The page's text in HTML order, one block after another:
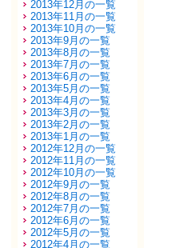
2013年12月の一覧
2013年11月の一覧
2013年10月の一覧
2013年9月の一覧
2013年8月の一覧
2013年7月の一覧
2013年6月の一覧
2013年5月の一覧
2013年4月の一覧
2013年3月の一覧
2013年2月の一覧
2013年1月の一覧
2012年12月の一覧
2012年11月の一覧
2012年10月の一覧
2012年9月の一覧
2012年8月の一覧
2012年7月の一覧
2012年6月の一覧
2012年5月の一覧
2012年4月の一覧